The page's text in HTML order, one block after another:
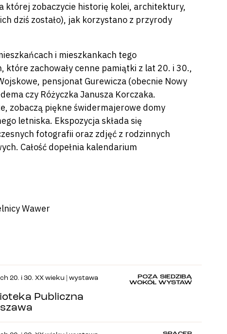
której zobaczycie historię kolei, architektury,
dziś zostało), jak korzystano z przyrody
i mieszkankach tego
zachowały cenne pamiątki z lat 20. i 30.,
pensjonat Gurewicza (obecnie Nowy
czy Różyczka Janusza Korczaka.
zobaczą piękne świdermajerowe domy
letniska. Ekspozycja składa się
fotografii oraz zdjęć z rodzinnych
Całość dopełnia kalendarium
Wawer
20. i 30. XX wieku | wystawa
Publiczna
POZA SIEDZIBĄ
WOKÓŁ WYSTAW